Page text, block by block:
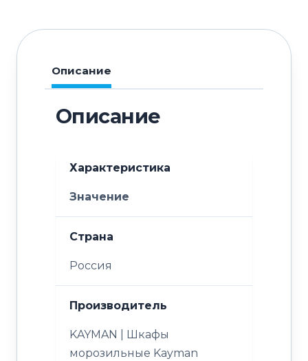
Описание
Описание
Характеристика
Значение
Страна
Россия
Производитель
KAYMAN | Шкафы
морозильные Kayman